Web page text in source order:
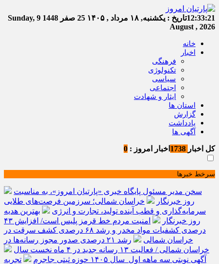
12:33:21تاریخ : یکشنبه, ۱۸ مرداد , ۱۴۰۵ 25 صفر 1448
Sunday, 9
August , 2026
خانه
اخبار
فرهنگی
تکنولوژی
سیاسی
اجتماعی
ایثار و شهادت
استان ها
گزارش
یادداشت
آگهی ها
کل اخبار اخبار امروز : 0
سرخط خبرها
سخن مدیر مسئول پایگاه خبری «پارتیان امروز»، به مناسبت
روز خبرنگار
خراسان شمالی؛ سرزمین فرصت‌های طلایی
سرمایه‌گذاری و قطب آینده تولید، تجارت و انرژی
بهترین هدیه
روز خبرنگار
امنیت مردم خط قرمز پلیس است/ افزایش ۴۳
درصدی کشفیات مواد مخدر و رشد ۶۸ درصدی کشف سرقت در
خراسان شمالی
رشد ۲۱ درصدی صدور مجوز رسانه‌ها در
خراسان شمالی / فعالیت ۱۳ رسانه جدید در ۴ ماه نخست سال
آگهی نوبتی سه ماهه اول سال ۱۴۰۵ حوزه ثبتی جاجرم
تجربه